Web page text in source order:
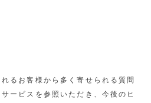
るお客様から多く寄せられる質問
ービスを参照いただき、今後のヒ